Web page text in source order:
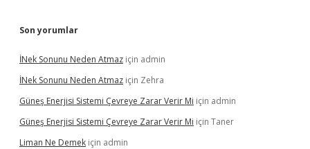
Son yorumlar
İNek Sonunu Neden Atmaz için admin
İNek Sonunu Neden Atmaz için Zehra
Güneş Enerjisi Sistemi Çevreye Zarar Verir Mi için admin
Güneş Enerjisi Sistemi Çevreye Zarar Verir Mi için Taner
Liman Ne Demek için admin